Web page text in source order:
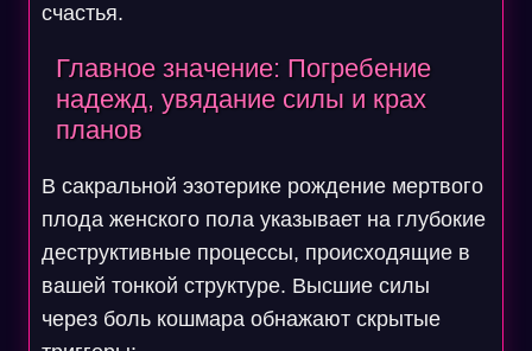
счастья.
Главное значение: Погребение
надежд, увядание силы и крах
планов
В сакральной эзотерике рождение мертвого
плода женского пола указывает на глубокие
деструктивные процессы, происходящие в
вашей тонкой структуре. Высшие силы
через боль кошмара обнажают скрытые